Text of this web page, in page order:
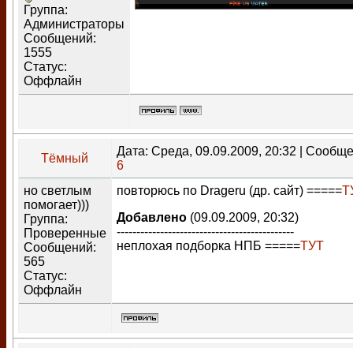
Группа:
Администраторы
Сообщений:
1555
Статус:
Оффлайн
Тёмный
Дата: Среда, 09.09.2009, 20:32 |
6
но светлым
помогает)))
Группа:
Проверенные
Сообщений:
565
Статус:
Оффлайн
повторюсь по Drageru (др. сайт) =====
Добавлено (09.09.2009, 20:32)
---------------------------------------------
неплохая подборка НПБ =====ТУТ